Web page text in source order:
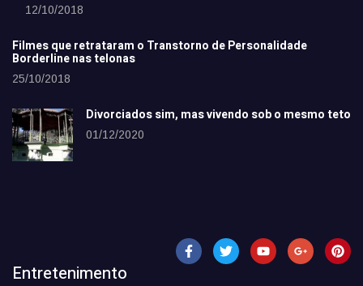
12/10/2018
Filmes que retrataram o Transtorno de Personalidade
Borderline nas telonas
25/10/2018
Divorciados sim, mas vivendo sob o mesmo teto
01/12/2020
Entretenimento